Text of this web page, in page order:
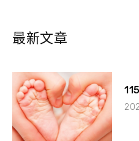
最新文章